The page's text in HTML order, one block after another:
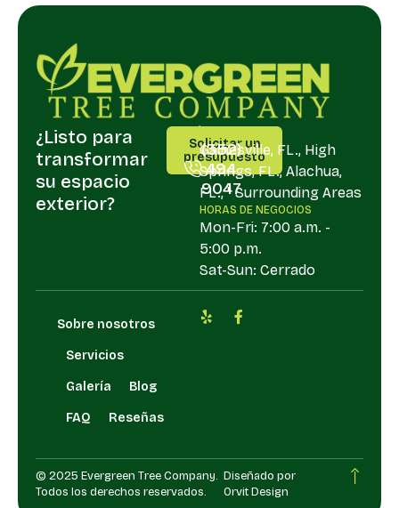
¿Listo para
transformar
su espacio
exterior?
Solicitar un
presupuesto
(352)
494
9047
Gainesville, FL., High
Springs, FL., Alachua,
FL., " Surrounding Areas
HORAS DE NEGOCIOS
Mon-Fri: 7:00 a.m. -
5:00 p.m.
Sat-Sun: Cerrado
Sobre nosotros
Servicios
Galería Blog
FAQ Reseñas
© 2025 Evergreen Tree Company.
Todos los derechos reservados.
Diseñado por
Orvit Design